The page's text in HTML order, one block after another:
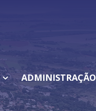
ADMINISTRAÇÃO